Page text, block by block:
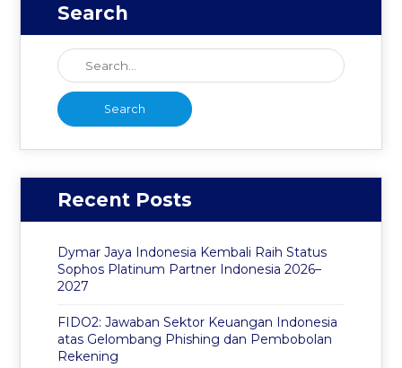
Search
Recent Posts
Dymar Jaya Indonesia Kembali Raih Status
Sophos Platinum Partner Indonesia 2026–
2027
FIDO2: Jawaban Sektor Keuangan Indonesia
atas Gelombang Phishing dan Pembobolan
Rekening